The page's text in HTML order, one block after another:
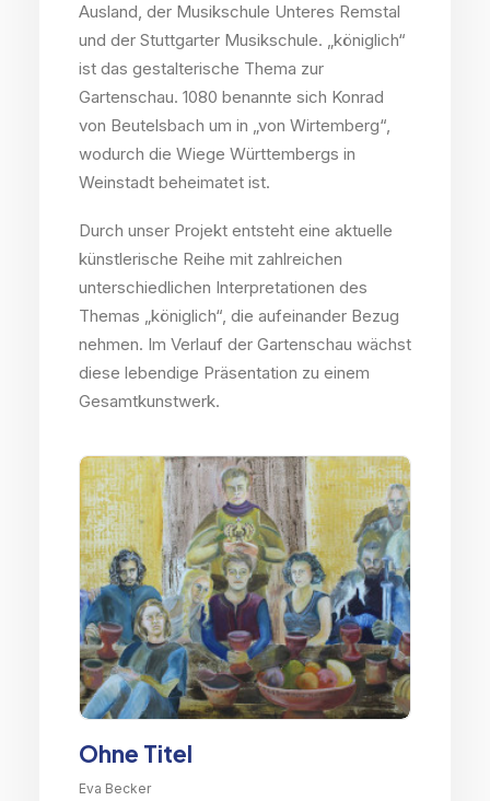
Ausland, der Musikschule Unteres Remstal
und der Stuttgarter Musikschule. „königlich“
ist das gestalterische Thema zur
Gartenschau. 1080 benannte sich Konrad
von Beutelsbach um in „von Wirtemberg“,
wodurch die Wiege Württembergs in
Weinstadt beheimatet ist.
Durch unser Projekt entsteht eine aktuelle
künstlerische Reihe mit zahlreichen
unterschiedlichen Interpretationen des
Themas „königlich“, die aufeinander Bezug
nehmen. Im Verlauf der Gartenschau wächst
diese lebendige Präsentation zu einem
Gesamtkunstwerk.
Ohne Titel
Eva Becker